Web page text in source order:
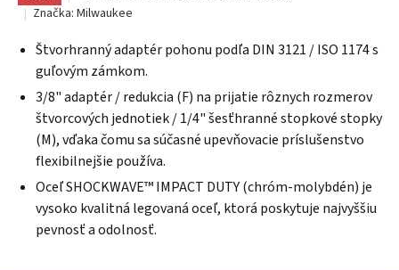
hodnotenie
je
z
5
hviezdičiek.
Značka: Milwaukee
Štvorhranný adaptér pohonu podľa DIN 3121 / ISO 1174 s
guľovým zámkom.
3/8" adaptér / redukcia (F) na prijatie rôznych rozmerov
štvorcových jednotiek / 1/4" šesťhranné stopkové stopky
(M), vďaka čomu sa súčasné upevňovacie príslušenstvo
flexibilnejšie používa.
Oceľ SHOCKWAVE™ IMPACT DUTY (chróm-molybdén) je
vysoko kvalitná legovaná oceľ, ktorá poskytuje najvyššiu
pevnosť a odolnosť.